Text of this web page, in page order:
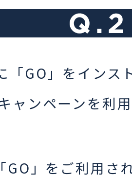
「GO」をインス
ャンペーンを利
GO」をご利用さ